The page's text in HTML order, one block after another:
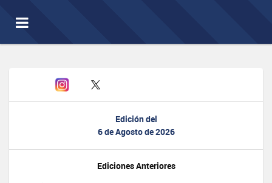
Toggle
navigation
Edición del
6 de Agosto de 2026
Ediciones Anteriores